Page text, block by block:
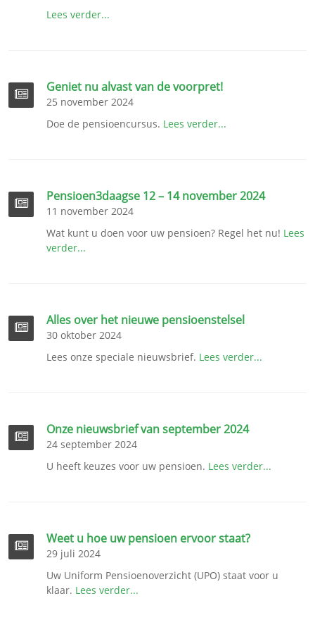
Lees verder...
Geniet nu alvast van de voorpret!
25 november 2024
Doe de pensioencursus. Lees verder...
Pensioen3daagse 12 – 14 november 2024
11 november 2024
Wat kunt u doen voor uw pensioen? Regel het nu! Lees
verder...
Alles over het nieuwe pensioenstelsel
30 oktober 2024
Lees onze speciale nieuwsbrief. Lees verder...
Onze nieuwsbrief van september 2024
24 september 2024
U heeft keuzes voor uw pensioen. Lees verder...
Weet u hoe uw pensioen ervoor staat?
29 juli 2024
Uw Uniform Pensioenoverzicht (UPO) staat voor u
klaar. Lees verder...